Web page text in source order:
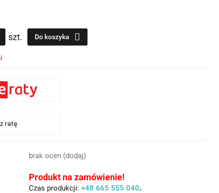
szt. Do koszyka
brak ocen (dodaj)
Produkt na zamówienie!
Czas produkcji: +48 665 555 040.